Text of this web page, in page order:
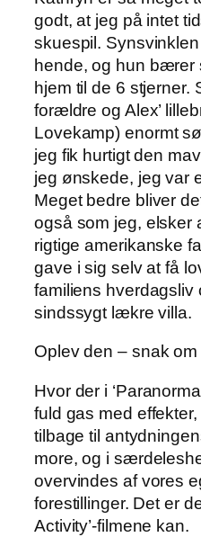
godt, at jeg på intet
skuespil.
hende, og hun bærer
hjem til de 6 stjerner.
forældre og Alex’
Lovekamp) enormt
jeg fik hurtigt den
jeg ønskede, jeg var
Meget bedre bliver
også som jeg, elsker
rigtige amerikanske
gave i sig selv at få
familiens hverdagsliv
sindssygt lækre villa.
Oplev den – snak
Hvor der i
fuld gas med effekter,
tilbage til
more, og i
overvindes af vores
forestillinger. Det er
Activity’-filmene kan.